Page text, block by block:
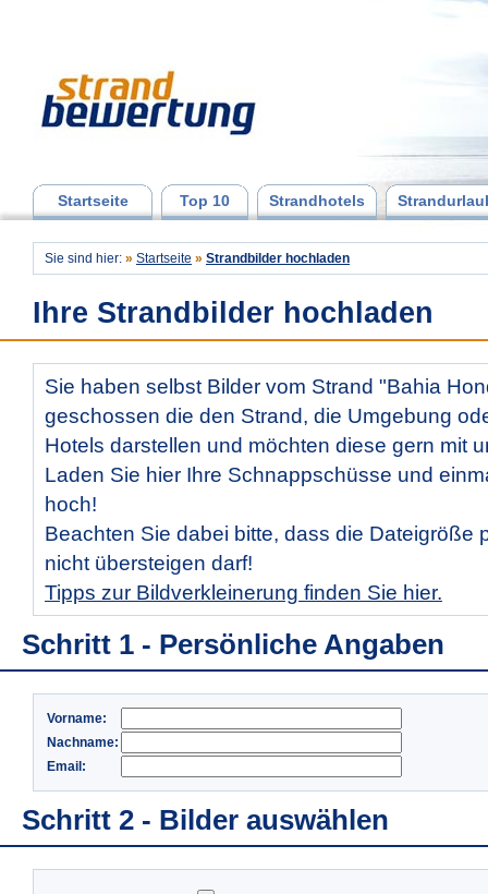
Startseite Top 10 Strandhotels
Sie sind hier: » Startseite » Strandbilder hochladen
Ihre Strandbilder hochladen
Sie haben selbst Bilder vom Strand "Bahia
geschossen die den Strand, die Umgebung
Hotels darstellen und möchten diese gern mit
Laden Sie hier Ihre Schnappschüsse und
hoch!
Beachten Sie dabei bitte, dass die Dateigröße
nicht übersteigen darf!
Tipps zur Bildverkleinerung finden Sie hier.
Schritt 1 - Persönliche Angaben
Vorname:
Nachname:
Email:
Schritt 2 - Bilder auswählen